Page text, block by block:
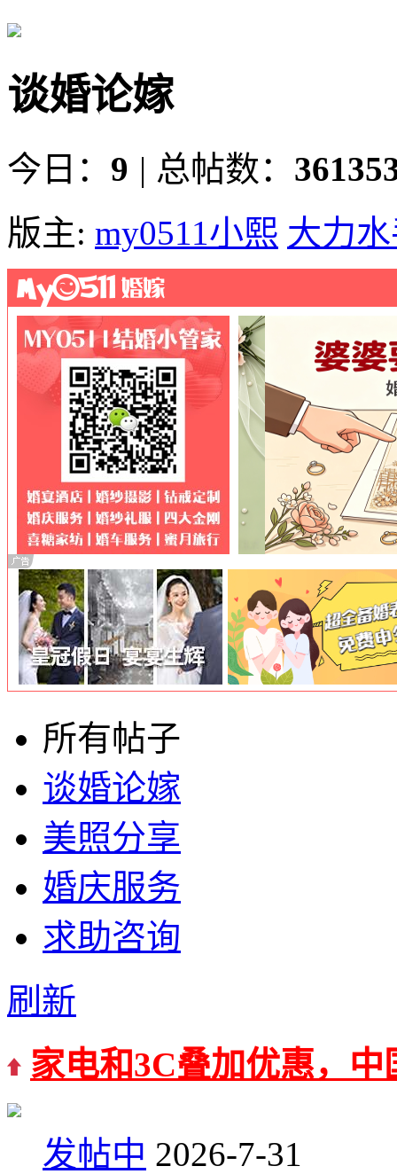
谈婚论嫁
今日： 9 | 总帖数：
版主: my0511小熙 大力
所有帖子
谈婚论嫁
美照分享
婚庆服务
求助咨询
刷新
家电和3C叠加优惠，
发帖中 2026-7-31